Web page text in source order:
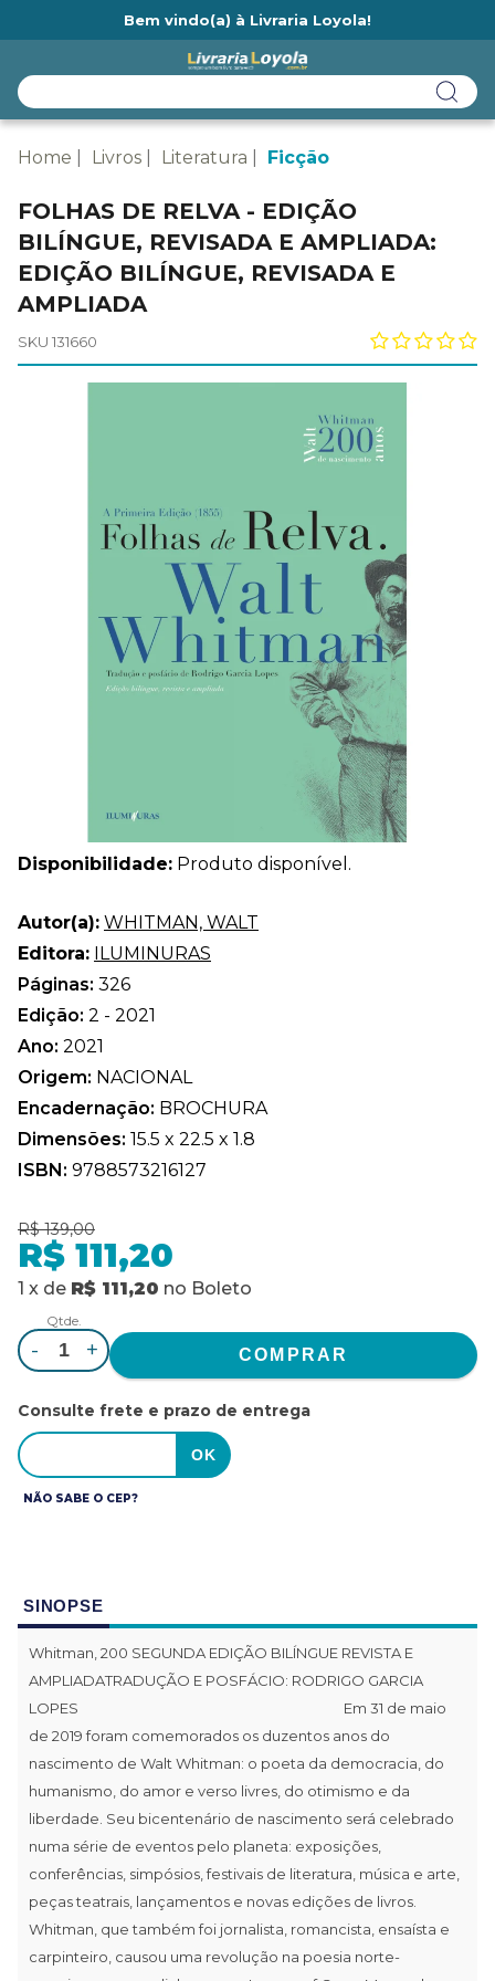
Bem vindo(a) à Livraria Loyola!
Home Livros Literatura Ficção
FOLHAS DE RELVA - EDIÇÃO
BILÍNGUE, REVISADA E AMPLIADA:
EDIÇÃO BILÍNGUE, REVISADA E
AMPLIADA
SKU 131660
Disponibilidade: Produto disponível.
Autor(a): WHITMAN, WALT
Editora: ILUMINURAS
Páginas: 326
Edição: 2 - 2021
Ano: 2021
Origem: NACIONAL
Encadernação: BROCHURA
Dimensões: 15.5 x 22.5 x 1.8
ISBN: 9788573216127
R$ 139,00
R$ 111,20
1 x de R$ 111,20 no Boleto
Qtde.
- +
Consulte frete e prazo de entrega
NÃO SABE O CEP?
SINOPSE
Whitman, 200 SEGUNDA EDIÇÃO BILÍNGUE REVISTA E
AMPLIADATRADUÇÃO E POSFÁCIO: RODRIGO GARCIA
LOPES Em 31 de maio
de 2019 foram comemorados os duzentos anos do
nascimento de Walt Whitman: o poeta da democracia, do
humanismo, do amor e verso livres, do otimismo e da
liberdade. Seu bicentenário de nascimento será celebrado
numa série de eventos pelo planeta: exposições,
conferências, simpósios, festivais de literatura, música e arte,
peças teatrais, lançamentos e novas edições de livros.
Whitman, que também foi jornalista, romancista, ensaísta e
carpinteiro, causou uma revolução na poesia norte-